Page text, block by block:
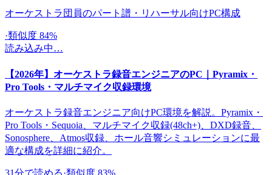
オーケストラ団員のパート譜・リハーサル向けPC構成
·類似度 84%
読み込み中…
【2026年】オーケストラ録音エンジニアのPC｜Pyramix・
Pro Tools・マルチマイク収録環境
オーケストラ録音エンジニア向けPC環境を解説。Pyramix・
Pro Tools・Sequoia、マルチマイク収録(48ch+)、DXD録音、
Sonosphere、Atmos収録、ホール音響シミュレーションに最
適な構成を詳細に紹介。
31分で読める·類似度 83%